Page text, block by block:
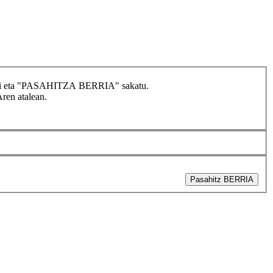
eta "PASAHITZA BERRIA" sakatu.
atalean.
Pasahitz BERRIA